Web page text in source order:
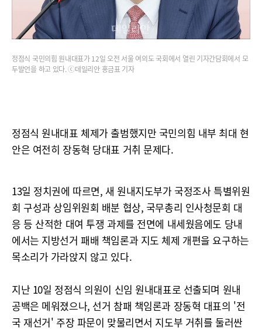
정점식 국민의힘 원내대표가 12일 오전 서울 여의도 국회에서 열린 기자간담회에서 모
두발언을 하고 있다. ⓒ데일리안 홍금표 기자
정점식 원내대표 체제가 출범했지만 국민의힘 내부 최대 현
안은 여전히 장동혁 당대표 거취 문제다.
13일 정치권에 따르면, 새 원내지도부가 국정조사 특별위원
회 구성과 상임위원회 배분 협상, 국무총리 인사청문회 대
응 등 산적한 대여 투쟁 과제를 전면에 내세웠음에도 당내
에서는 지방선거 패배 책임론과 지도 체제 개편을 요구하는
목소리가 가라앉지 않고 있다.
지난 10일 정점식 의원이 신임 원내대표로 선출되며 원내
공백은 메워졌으나, 선거 참패 책임론과 장동혁 대표의 '전
국 재선거' 주장 파문이 맞물리면서 지도부 거취를 둘러싼